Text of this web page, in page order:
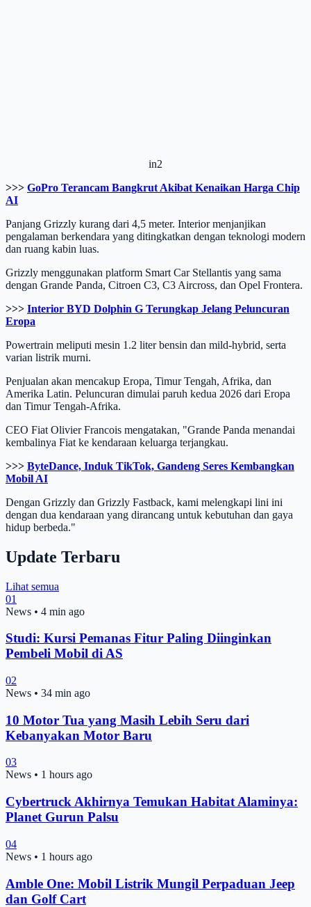
in2
>>> GoPro Terancam Bangkrut Akibat Kenaikan Harga Chip
AI
Panjang Grizzly kurang dari 4,5 meter. Interior menjanjikan
pengalaman berkendara yang ditingkatkan dengan teknologi modern
dan ruang kabin luas.
Grizzly menggunakan platform Smart Car Stellantis yang sama
dengan Grande Panda, Citroen C3, C3 Aircross, dan Opel Frontera.
>>> Interior BYD Dolphin G Terungkap Jelang Peluncuran
Eropa
Powertrain meliputi mesin 1.2 liter bensin dan mild-hybrid, serta
varian listrik murni.
Penjualan akan mencakup Eropa, Timur Tengah, Afrika, dan
Amerika Latin. Peluncuran dimulai paruh kedua 2026 dari Eropa
dan Timur Tengah-Afrika.
CEO Fiat Olivier Francois mengatakan, "Grande Panda menandai
kembalinya Fiat ke kendaraan keluarga terjangkau.
>>> ByteDance, Induk TikTok, Gandeng Seres Kembangkan
Mobil AI
Dengan Grizzly dan Grizzly Fastback, kami melengkapi lini ini
dengan dua kendaraan yang dirancang untuk kebutuhan dan gaya
hidup berbeda."
Update Terbaru
Lihat semua
01
News • 4 min ago
Studi: Kursi Pemanas Fitur Paling Diinginkan
Pembeli Mobil di AS
02
News • 34 min ago
10 Motor Tua yang Masih Lebih Seru dari
Kebanyakan Motor Baru
03
News • 1 hours ago
Cybertruck Akhirnya Temukan Habitat Alaminya:
Planet Gurun Palsu
04
News • 1 hours ago
Amble One: Mobil Listrik Mungil Perpaduan Jeep
dan Golf Cart